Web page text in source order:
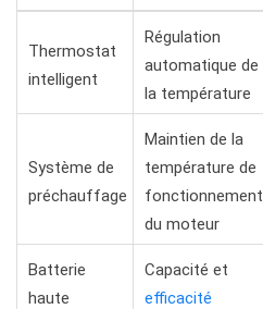
Thermostat
intelligent
Régulation
automatique de
la température
Système de
préchauffage
Maintien de la
température de
fonctionnement
du moteur
Batterie
haute
Capacité et
efficacité